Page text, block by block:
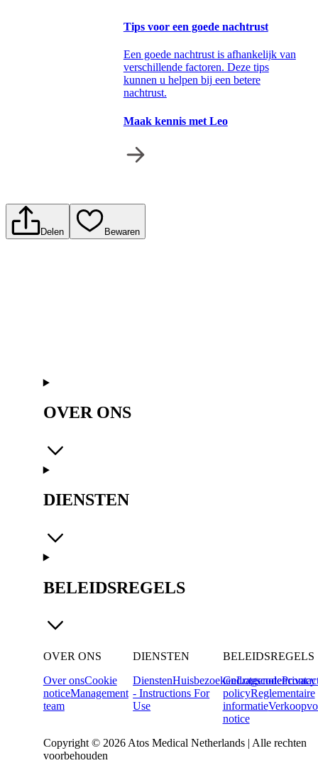
Tips voor een goede nachtrust
Een goede nachtrust is afhankelijk van
verschillende factoren. Deze tips
kunnen u helpen bij een betere
nachtrust.
Maak kennis met Leo
Delen Bewaren
OVER ONS
DIENSTEN
BELEIDSREGELS
OVER ONS
Over onsCookie
noticeManagement
team
DIENSTEN
DienstenHuisbezoeken
- Instructions For
Use
BELEIDSREGELS
GedragscodePrivacy
policyReglementaire
informatie
notice
Copyright © 2026 Atos Medical Netherlands | Alle rechten
voorbehouden